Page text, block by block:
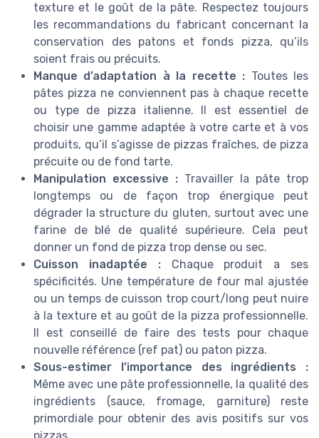
texture et le goût de la pâte. Respectez toujours
les recommandations du fabricant concernant la
conservation des patons et fonds pizza, qu’ils
soient frais ou précuits.
Manque d’adaptation à la recette : Toutes les
pâtes pizza ne conviennent pas à chaque recette
ou type de pizza italienne. Il est essentiel de
choisir une gamme adaptée à votre carte et à vos
produits, qu’il s’agisse de pizzas fraîches, de pizza
précuite ou de fond tarte.
Manipulation excessive : Travailler la pâte trop
longtemps ou de façon trop énergique peut
dégrader la structure du gluten, surtout avec une
farine de blé de qualité supérieure. Cela peut
donner un fond de pizza trop dense ou sec.
Cuisson inadaptée :Chaque produit a ses
spécificités. Une température de four mal ajustée
ou un temps de cuisson trop court/long peut nuire
à la texture et au goût de la pizza professionnelle.
Il est conseillé de faire des tests pour chaque
nouvelle référence (ref pat) ou paton pizza.
Sous-estimer l’importance des ingrédients :
Même avec une pâte professionnelle, la qualité des
ingrédients (sauce, fromage, garniture) reste
primordiale pour obtenir des avis positifs sur vos